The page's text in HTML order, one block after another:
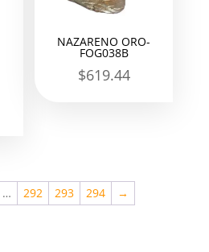
NAZARENO ORO-
FOG038B
$619.44
… 292 293 294 →